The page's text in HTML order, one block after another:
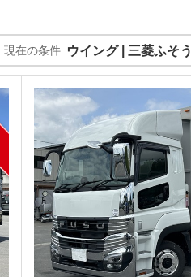
現在の条件 ウイング | 三菱ふそう